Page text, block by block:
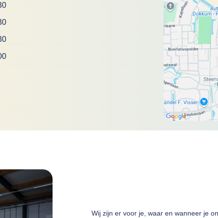
Wij zijn er voor je, waar en wanneer je